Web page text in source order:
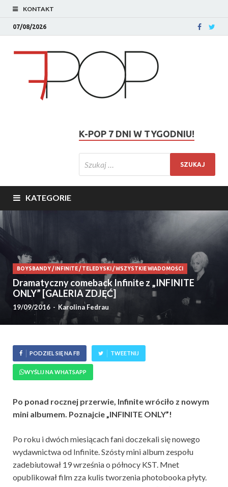
KONTAKT
07/08/2026
K-POP 7 DNI W TYGODNIU!
KATEGORIE
BOYSBANDY/ INFINITE/TELEDYSKI /WSZYSTKIE WIADOMOŚCI
Dramatyczny comeback Infinite z „INFINITE
ONLY” [GALERIA ZDJĘĆ]
19/09/2016 - Karolina Fedrau
PODZIEL SIĘ NA FB TWEETNIJ
WYŚLIJ NA WHATSAPP
Po ponad rocznej przerwie, Infinite wróciło z nowym
mini albumem. Poznajcie „INFINITE ONLY”!
Po roku i dwóch miesiącach fani doczekali się nowego
wydawnictwa od Infinite. Szósty mini album zespołu
zadebiutował 19 września o północy KST. Mnet
opublikował film zza kulis tworzenia photobooka płyty.